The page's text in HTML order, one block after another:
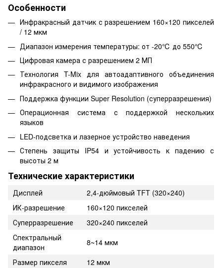
Особенности
Инфракрасный датчик с разрешением 160×120 пикселей
/ 12 мкм
Диапазон измерения температуры: от -20℃ до 550℃
Цифровая камера с разрешением 2 МП
Технология T-Mix для автоадаптивного объединения
инфракрасного и видимого изображения
Поддержка функции Super Resolution (суперразрешения)
Операционная система с поддержкой нескольких
языков
LED-подсветка и лазерное устройство наведения
Степень защиты IP54 и устойчивость к падению с
высоты 2 м
Технические характеристики
Дисплей
2,4-дюймовый TFT (320×240)
ИК-разрешение
160×120 пикселей
Суперразрешение
320×240 пикселей
Спектральный
диапазон
8~14 мкм
Размер пикселя
12 мкм